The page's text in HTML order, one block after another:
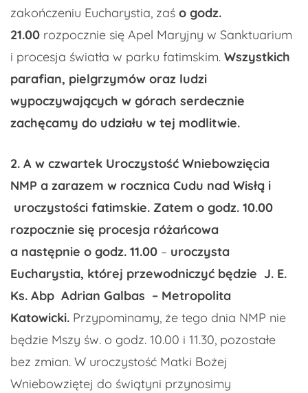
zakończeniu Eucharystia, zaś o godz.
21.00 rozpocznie się Apel Maryjny w Sanktuarium
i procesja światła w parku fatimskim. Wszystkich
parafian, pielgrzymów oraz ludzi
wypoczywających w górach serdecznie
zachęcamy do udziału w tej modlitwie.
2. A w czwartek Uroczystość Wniebowzięcia
NMP a zarazem w rocznica Cudu nad Wisłą i
uroczystości fatimskie. Zatem o godz. 10.00
rozpocznie się procesja różańcowa
a następnie o godz. 11.00 – uroczysta
Eucharystia, której przewodniczyć będzie J. E.
Ks. Abp Adrian Galbas – Metropolita
Katowicki. Przypominamy, że tego dnia NMP nie
będzie Mszy św. o godz. 10.00 i 11.30, pozostałe
bez zmian. W uroczystość Matki Bożej
Wniebowziętej do świątyni przynosimy